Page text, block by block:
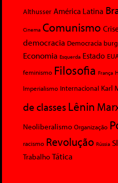
Althusser América Latina
Cinema Comunismo
democracia Democracia
Economia Esquerda Estado
feminismo Filosofia França
Imperialismo Internacional Karl
de classesLênin
Neoliberalismo Organização
racismo Revolução Rússia
Trabalho Tática